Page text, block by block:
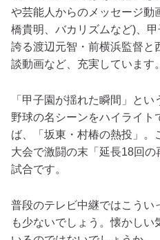
や芸能人からのメッセージ動
橋貴明、バカリズムなど)、
誇る渡辺元智・前横浜監督と
談動画など、充実しています。
「甲子園が揺れた瞬間」と
野球の名シーンをハイライト
ば、「坂東・村椿の熱投」。
大会で激闘の末「延長18回
試合です。
普段のテレビ中継ではこうい
も少ないでしょう。懐かし